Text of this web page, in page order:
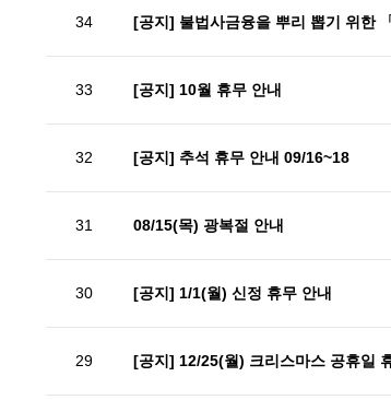
34 [공지] 불법사금융을 뿌리 뽑기 위한
33 [공지] 10월 휴무 안내
32 [공지] 추석 휴무 안내 09/16~18
31 08/15(목) 광복절 안내
30 [공지] 1/1(월) 신정 휴무 안내
29 [공지] 12/25(월) 크리스마스 공휴일